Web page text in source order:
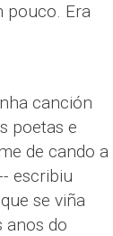
pouco. Era
canción
poetas e
de cando a
escribiu
se viña
anos do